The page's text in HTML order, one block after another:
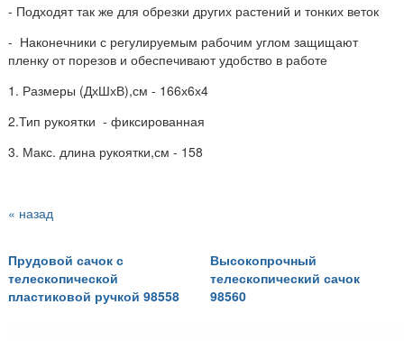
- Подходят так же для обрезки других растений и тонких веток
- Наконечники с регулируемым рабочим углом защищают
пленку от порезов и обеспечивают удобство в работе
1. Размеры (ДхШхВ),см - 166х6х4
2.Тип рукоятки - фиксированная
3. Макс. длина рукоятки,см - 158
« назад
Прудовой сачок с
телескопической
пластиковой ручкой 98558
Высокопрочный
телескопический сачок
98560